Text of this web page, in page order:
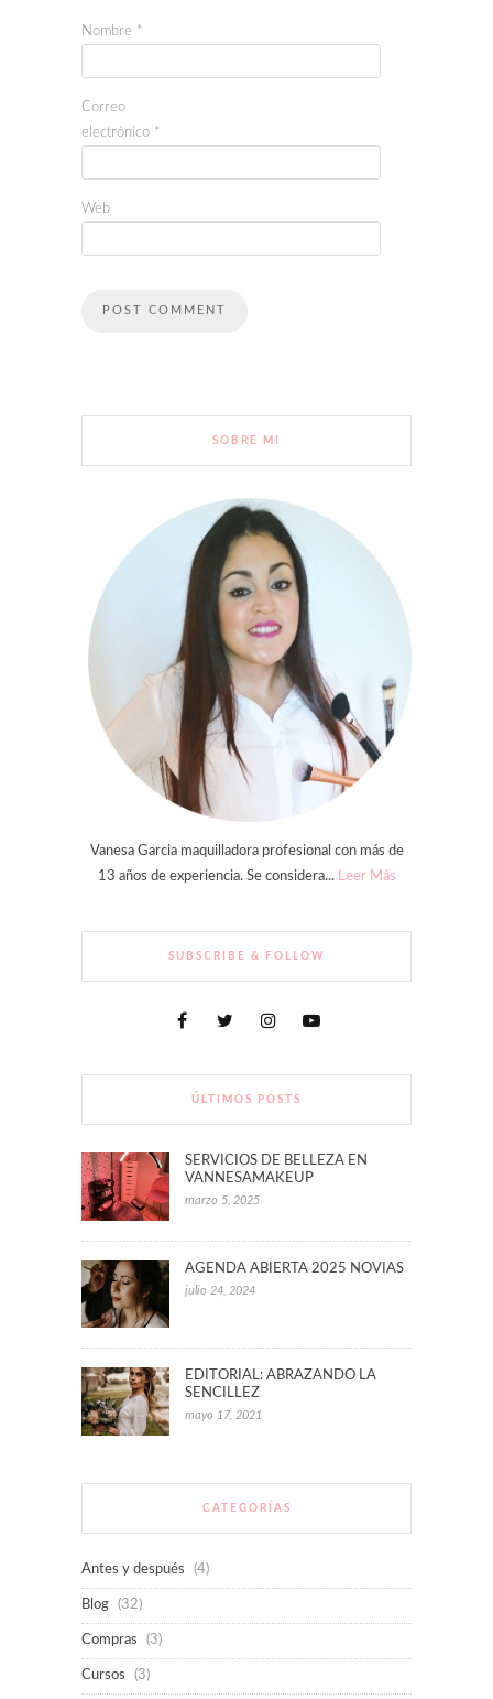
Nombre *
Correo
electrónico *
Web
SOBRE MI
Vanesa Garcia maquilladora profesional con más de
13 años de experiencia. Se considera... Leer Más
SUBSCRIBE & FOLLOW
ÚLTIMOS POSTS
SERVICIOS DE BELLEZA EN
VANNESAMAKEUP
marzo 5, 2025
AGENDA ABIERTA 2025 NOVIAS
julio 24, 2024
EDITORIAL: ABRAZANDO LA
SENCILLEZ
mayo 17, 2021
CATEGORÍAS
Antes y después (4)
Blog (32)
Compras (3)
Cursos (3)